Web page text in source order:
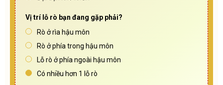
Vị trí lỗ rò bạn đang gặp phải?
Rò ở rìa hậu môn
Rò ở phía trong hậu môn
Lỗ rò ở phía ngoài hậu môn
Có nhiều hơn 1 lỗ rò